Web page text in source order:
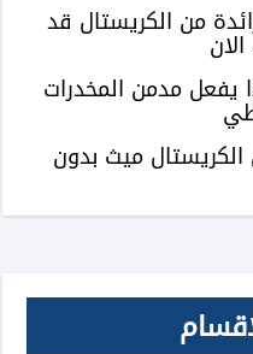
من الكريستال قد
يفعل مدمن المخدرات
الكريستال ميث بدون